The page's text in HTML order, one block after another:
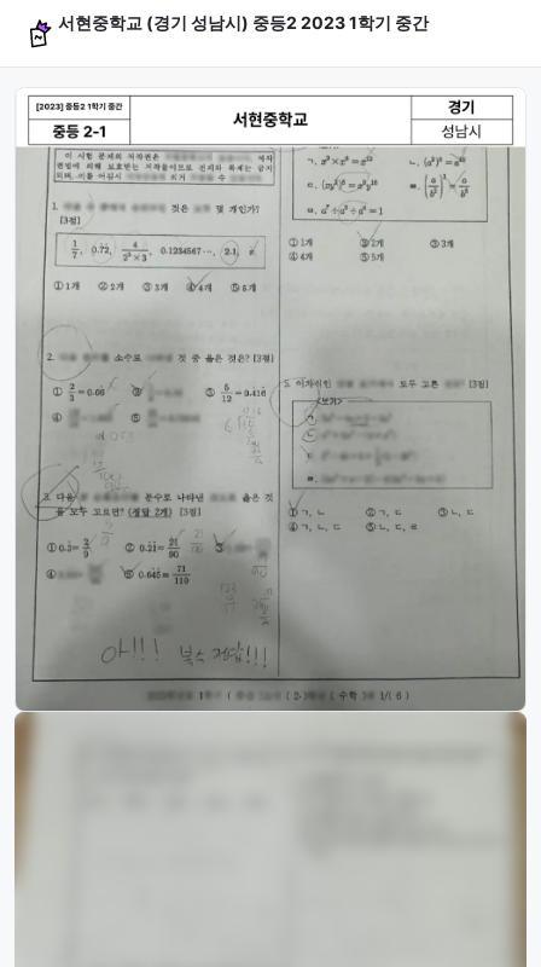
서현중학교 (경기 성남시) 중등2 2023 1학기 중간